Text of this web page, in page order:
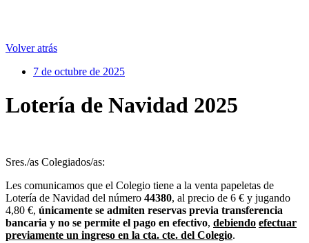
Volver atrás
7 de octubre de 2025
Lotería de Navidad 2025
Sres./as Colegiados/as:
Les comunicamos que el Colegio tiene a la venta papeletas de
Lotería de Navidad del número 44380, al precio de 6 € y jugando
4,80 €, únicamente se admiten reservas previa transferencia
bancaria y no se permite el pago en efectivo, debiendo efectuar
previamente un ingreso en la cta. cte. del Colegio.